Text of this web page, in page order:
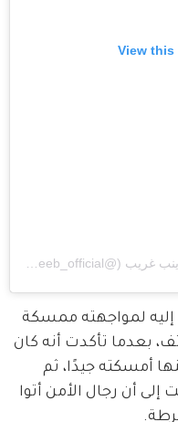
View this
لمواجهته ممسكة
بعدما تأكدت أنه كان
أمسكته جيدًا، ثم
إلى أن رجال الأمن أتوا